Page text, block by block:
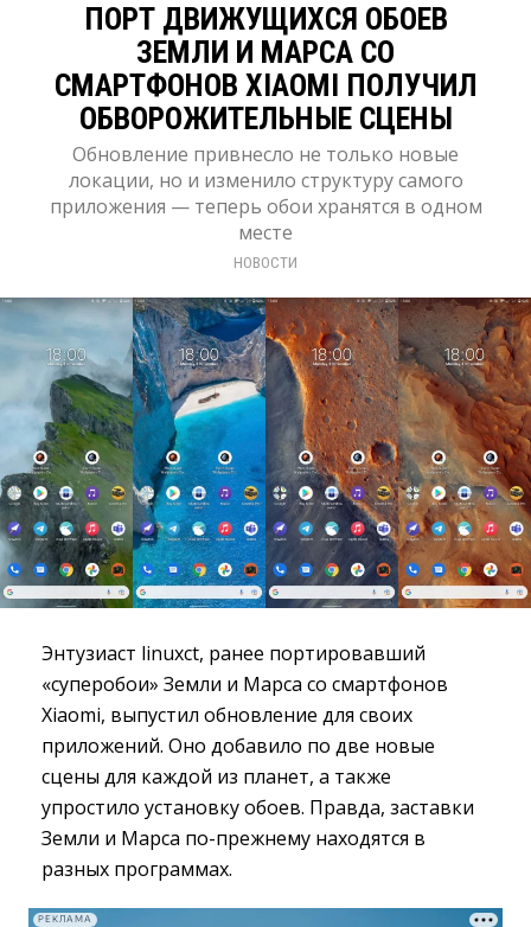
ПОРТ ДВИЖУЩИХСЯ ОБОЕВ
ЗЕМЛИ И МАРСА СО
СМАРТФОНОВ XIAOMI ПОЛУЧИЛ
ОБВОРОЖИТЕЛЬНЫЕ СЦЕНЫ
Обновление привнесло не только новые
локации, но и изменило структуру самого
приложения — теперь обои хранятся в одном
месте
НОВОСТИ
Энтузиаст linuxct, ранее портировавший
«суперобои» Земли и Марса со смартфонов
Xiaomi, выпустил обновление для своих
приложений. Оно добавило по две новые
сцены для каждой из планет, а также
упростило установку обоев. Правда, заставки
Земли и Марса по-прежнему находятся в
разных программах.
РЕКЛАМА